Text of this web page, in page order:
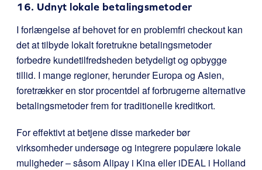
16. Udnyt lokale betalingsmetoder
I forlængelse af behovet for en problemfri checkout kan
det at tilbyde lokalt foretrukne betalingsmetoder
forbedre kundetilfredsheden betydeligt og opbygge
tillid. I mange regioner, herunder Europa og Asien,
foretrækker en stor procentdel af forbrugerne alternative
betalingsmetoder frem for traditionelle kreditkort.
For effektivt at betjene disse markeder bør
virksomheder undersøge og integrere populære lokale
muligheder – såsom Alipay i Kina eller iDEAL i Holland